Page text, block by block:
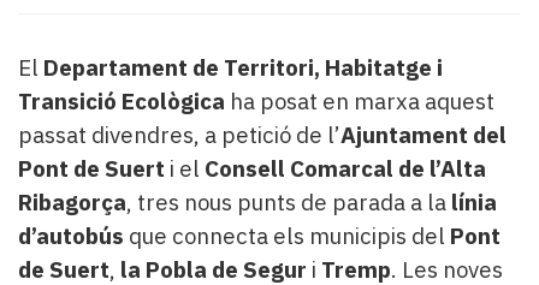
del
Pallars
Contingut
patrocinat
Lo
més
llegit...
Editorial
El Departament de Territori, Habitatge i
Transició Ecològica ha posat en marxa aquest
passat divendres, a petició de l’Ajuntament del
Pont de Suert i el Consell Comarcal de l’Alta
Ribagorça, tres nous punts de parada a la línia
d’autobús que connecta els municipis del Pont
de Suert, la Pobla de Segur i Tremp. Les noves